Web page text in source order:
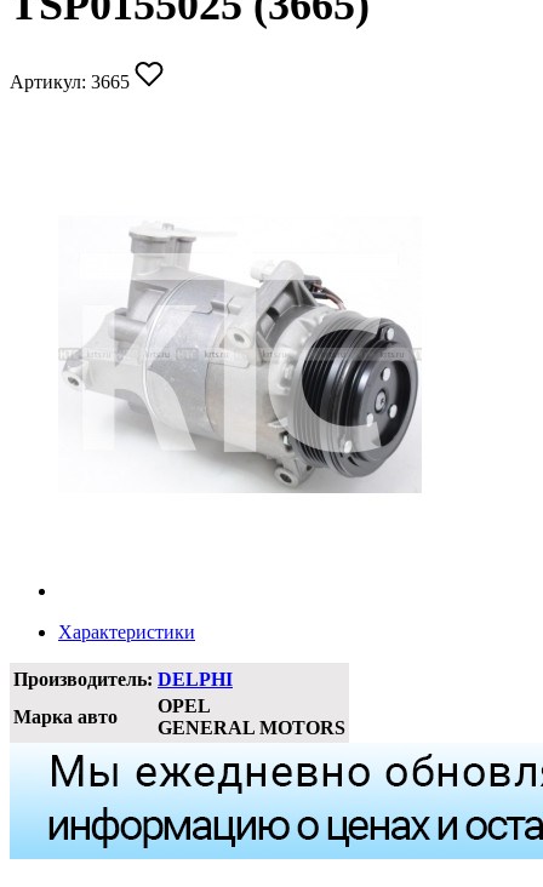
Артикул: 3665
Характеристики
Производитель: DELPHI
Марка авто
OPEL
GENERAL MOTORS